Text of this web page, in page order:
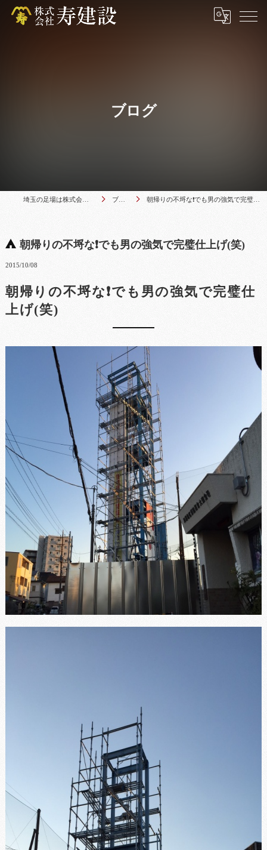
ブログ
埼玉の足場は株式会社寿建設 ブログ 朝帰りの不埒な❗でも男の強気で完璧仕上げ(笑)
朝帰りの不埒な❗でも男の強気で完璧仕上げ(笑)
2015/10/08
朝帰りの不埒な❗でも男の強気で完璧仕
上げ(笑)